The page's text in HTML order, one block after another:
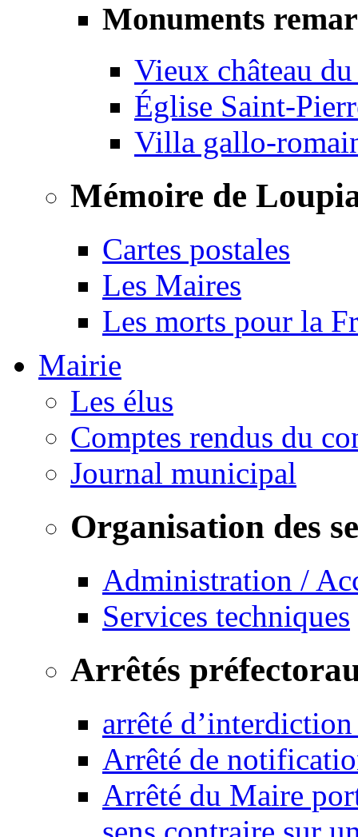
Monuments
Vieux château
Église Saint-
Villa gallo-
Mémoire de
Cartes postales
Les Maires
Les morts pour la
Mairie
Les élus
Comptes rendus du
Journal municipal
Organisation des
Administration /
Services techniques
Arrêtés
arrêté
Arrêté de
Arrêté du Maire